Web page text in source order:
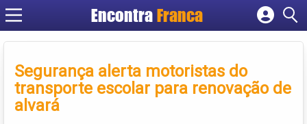
Encontra Franca
Cadastrar empresa
Criar conta
Segurança alerta motoristas do
transporte escolar para renovação de
alvará